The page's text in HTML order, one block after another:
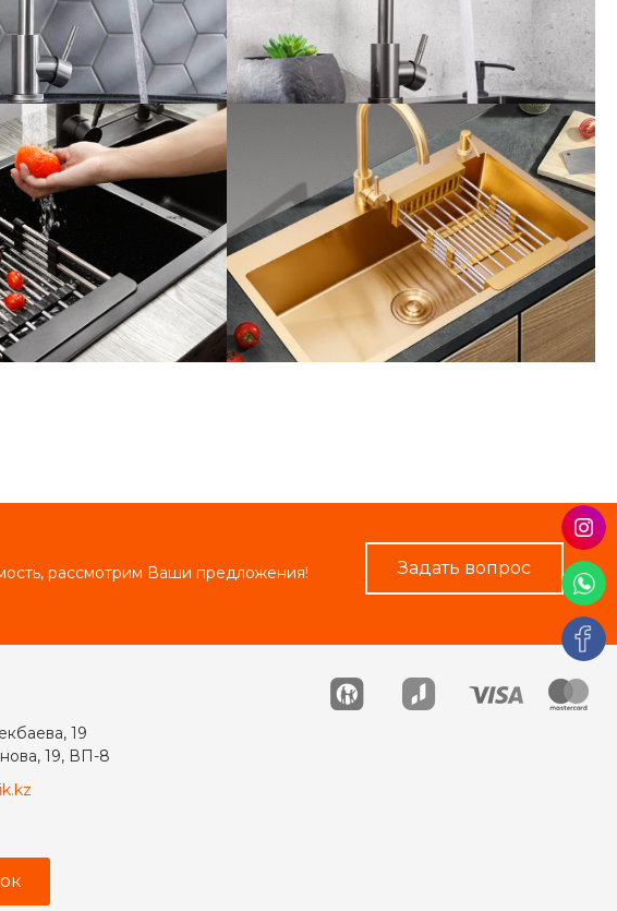
рассмотрим Ваши предложения! Задать вопрос
19
19, ВП-8